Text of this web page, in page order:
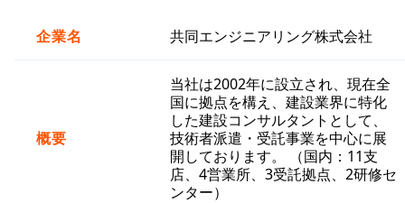
企業名 共同エンジニアリング株式会社
概要
当社は2002年に設立され、現在全
国に拠点を構え、建設業界に特化
した建設コンサルタントとして、
技術者派遣・受託事業を中心に展
開しております。 （国内：11支
店、4営業所、3受託拠点、2研修セ
ンター）